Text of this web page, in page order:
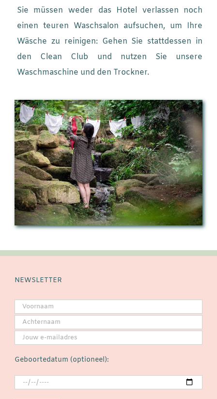
Sie müssen weder das Hotel verlassen noch
einen teuren Waschsalon aufsuchen, um Ihre
Wäsche zu reinigen: Gehen Sie stattdessen in
den Clean Club und nutzen Sie unsere
Waschmaschine und den Trockner.
NEWSLETTER
Geboortedatum (optioneel):